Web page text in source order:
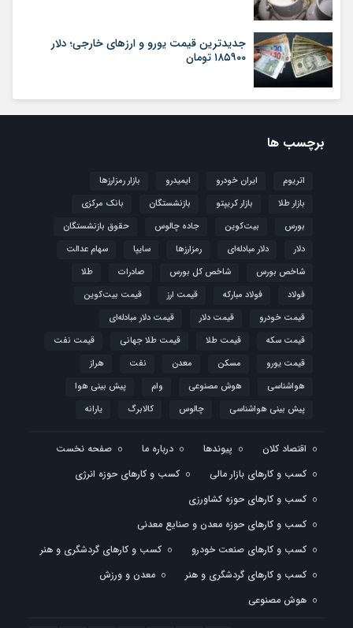
جدیدترین قیمت یورو و ارزهای خارجی؛ دلار
۱۸۵۹۰۰ تومان
برچسب ها
اتریوم ایران خودرو ایمیدرو
بازار رمزارزها
بازار طلا
بازار کریپتو بازنشستگان
بانک مرکزی
بورس
بیت‌کوین جاده چالوس
حقوق بازنشستگان
دلار
دلار مبادله‌ای رمزارزها سایپا
سهام عدالت
شاخص بورس
شاخص کل بورس صادرات
طلا
فولاد
فولاد مبارکه قیمت ارز
قیمت بیت‌کوین
قیمت خودرو
قیمت دلار
قیمت دلار مبادله‌ای
قیمت سکه
قیمت طلا قیمت طلا جهانی
قیمت نفت
قیمت یورو
مسکن معدن نفت
هراز
هواشناسی
هوش مصنوعی وام
پیش بینی هوا
پیش بینی هواشناسی
چالوس کالابرگ یارانه
اقتصاد کلان پیوندها درباره ما
صفحه نخست
کسب و کارهای بازار مالی
کسب و کارهای حوزه انرژی
کسب و کارهای حوزه کشاورزی
کسب و کارهای حوزه معدن و صنایع معدنی
کسب و کارهای صنعت خودرو
کسب و کارهای گردشگری و هنر
کسب و کارهای گردشگری و هنر
معدن و ورزش
هوش مصنوعی